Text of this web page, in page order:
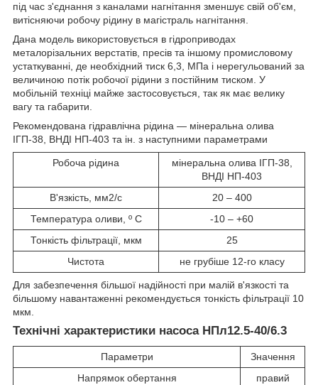
під час з'єднання з каналами нагнітання зменшує свій об'єм,
витісняючи робочу рідину в магістраль нагнітання.
Дана модель використовується в гідроприводах
металорізальних верстатів, пресів та іншому промисловому
устаткуванні, де необхідний тиск 6,3, МПа і нерегульований за
величиною потік робочої рідини з постійним тиском. У
мобільній техніці майже застосовується, так як має велику
вагу та габарити.
Рекомендована гідравлічна рідина — мінеральна олива
ІГП-38, ВНДІ НП-403 та ін. з наступними параметрами
Робоча рідина
мінеральна олива ІГП-38,
ВНДІ НП-403
В'язкість, мм2/с
20 – 400
Температура оливи, º С
-10 – +60
Тонкість фільтрації, мкм
25
Чистота
не грубіше 12-го класу
Для забезпечення більшої надійності при малій в'язкості та
більшому навантаженні рекомендується тонкість фільтрації 10
мкм.
Технічні характеристики насоса НПл12.5-40/6.3
Параметри
Значення
Напрямок обертання
правий